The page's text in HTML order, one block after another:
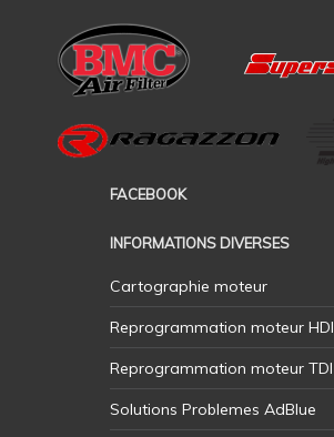
FACEBOOK
INFORMATIONS DIVERSES
Cartographie moteur
Reprogrammation moteur HDI
Reprogrammation moteur TDI
Solutions Problemes AdBlue